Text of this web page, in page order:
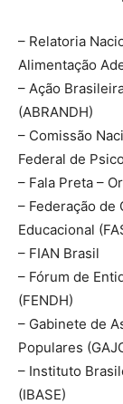
– Relatoria
Alimentação
– Ação
(ABRANDH)
– Comissão
Federal de
– Fala Preta –
– Federação de
Educacional
– FIAN Brasil
– Fórum de
(FENDH)
– Gabinete de
Populares
– Instituto
(IBASE)